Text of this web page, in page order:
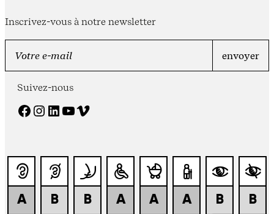
Inscrivez-vous à notre newsletter
Suivez-nous
Facebook Instagram LinkedIn YouTube Vimeo